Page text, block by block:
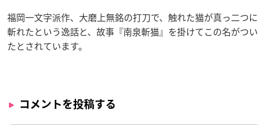
福岡一文字派作、大磨上無銘の打刀で、触れた猫が真っ二つに
斬れたという逸話と、故事『南泉斬猫』を掛けてこの名がつい
たとされています。
コメントを投稿する